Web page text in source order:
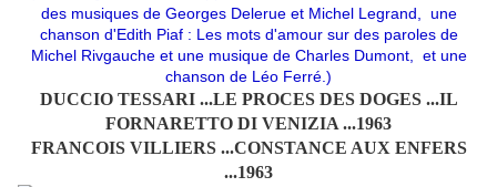
des musiques de Georges Delerue et Michel Legrand, une
chanson d'Edith Piaf : Les mots d'amour sur des paroles de
Michel Rivgauche et une musique de Charles Dumont, et une
chanson de Léo Ferré.)
DUCCIO TESSARI ...LE PROCES DES DOGES ...IL
FORNARETTO DI VENIZIA ...1963
FRANCOIS VILLIERS ...CONSTANCE AUX ENFERS
...1963